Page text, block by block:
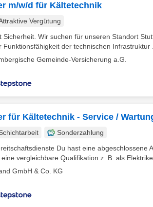
m/w/d für Kältetechnik
Vergütung
Sicherheit. Wir suchen für unseren Standort
Funktionsfähigkeit der technischen Infrastruktur
Gemeinde-Versicherung a.G.
für Kältetechnik - Service /
Sonderzahlung
Du hast eine abgeschlossene
vergleichbare Qualifikation z. B. als
GmbH & Co. KG